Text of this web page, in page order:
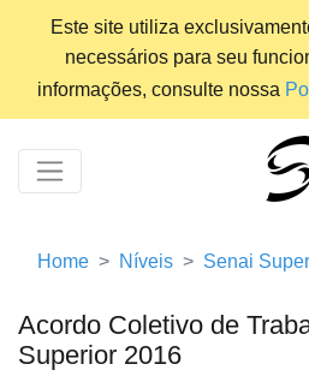
Este site utiliza
necessários para seu
informações, consulte nossa
Home Níveis Senai
Acordo Coletivo de
Superior 2016